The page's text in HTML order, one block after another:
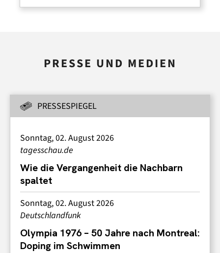
PRESSE UND MEDIEN
PRESSESPIEGEL
Sonntag, 02. August 2026
tagesschau.de
Wie die Vergangenheit die Nachbarn
spaltet
Sonntag, 02. August 2026
Deutschlandfunk
Olympia 1976 – 50 Jahre nach Montreal:
Doping im Schwimmen